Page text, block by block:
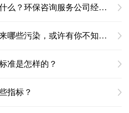
？环保咨询服务公司经营范围
污染，或许有你不知道的危害
准是怎样的？
指标？